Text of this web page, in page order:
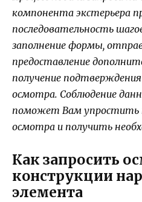
компонента экстерьера
последовательность
заполнение формы,
предоставление
получение
осмотра. Соблюдение
поможет Вам упростить
осмотра и получить
Как запросить
конструкции
элемента